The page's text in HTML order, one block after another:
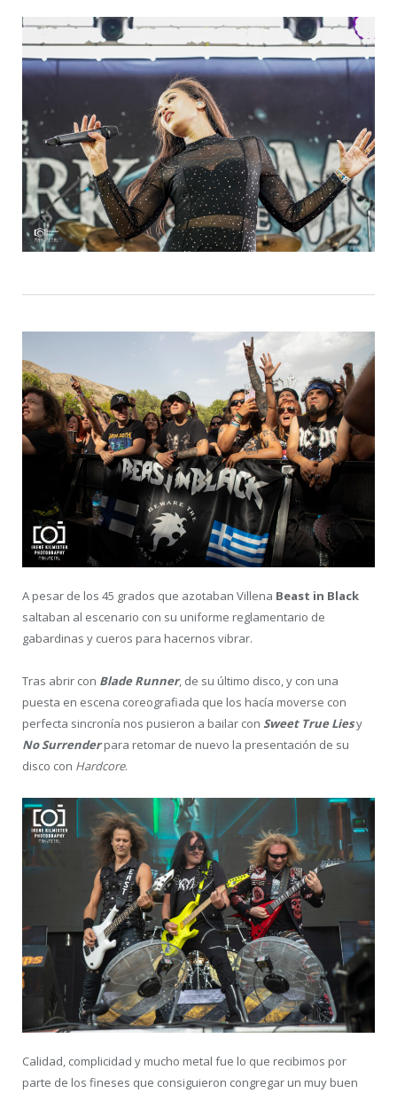
A pesar de los 45 grados que azotaban Villena Beast in Black
saltaban al escenario con su uniforme reglamentario de
gabardinas y cueros para hacernos vibrar.
Tras abrir con Blade Runner, de su último disco, y con una
puesta en escena coreografiada que los hacía moverse con
perfecta sincronía nos pusieron a bailar con Sweet True Liesy
No Surrenderpara retomar de nuevo la presentación de su
disco con Hardcore.
Calidad, complicidad y mucho metal fue lo que recibimos por
parte de los fineses que consiguieron congregar un muy buen